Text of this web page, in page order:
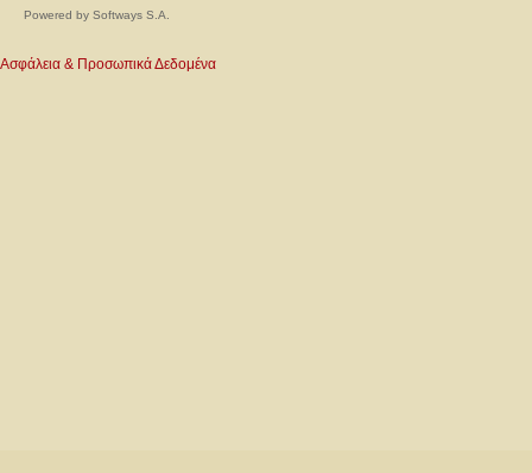
Powered by Softways S.A.
Ασφάλεια & Προσωπικά Δεδομένα